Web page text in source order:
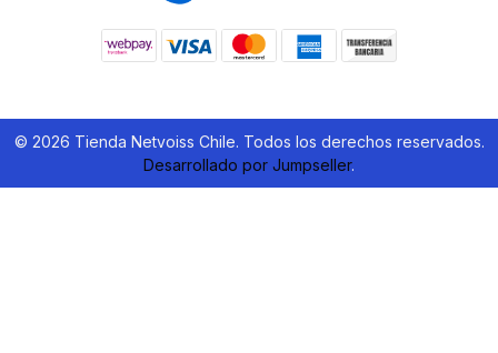
© 2026 Tienda Netvoiss Chile. Todos los derechos reservados.
Desarrollado por Jumpseller.